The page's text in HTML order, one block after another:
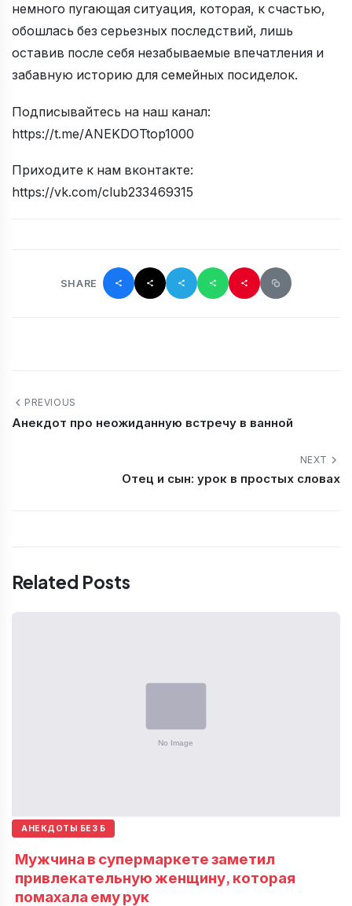
немного пугающая ситуация, которая, к счастью,
обошлась без серьезных последствий, лишь
оставив после себя незабываемые впечатления и
забавную историю для семейных посиделок.
Подписывайтесь на наш канал:
https://t.me/ANEKDOTtop1000
Приходите к нам вконтакте:
https://vk.com/club233469315
SHARE
PREVIOUS
Анекдот про неожиданную встречу в ванной
NEXT
Отец и сын: урок в простых словах
Related Posts
АНЕКДОТЫ БЕЗ Б
Мужчина в супермаркете заметил
привлекательную женщину, которая
помахала ему рук